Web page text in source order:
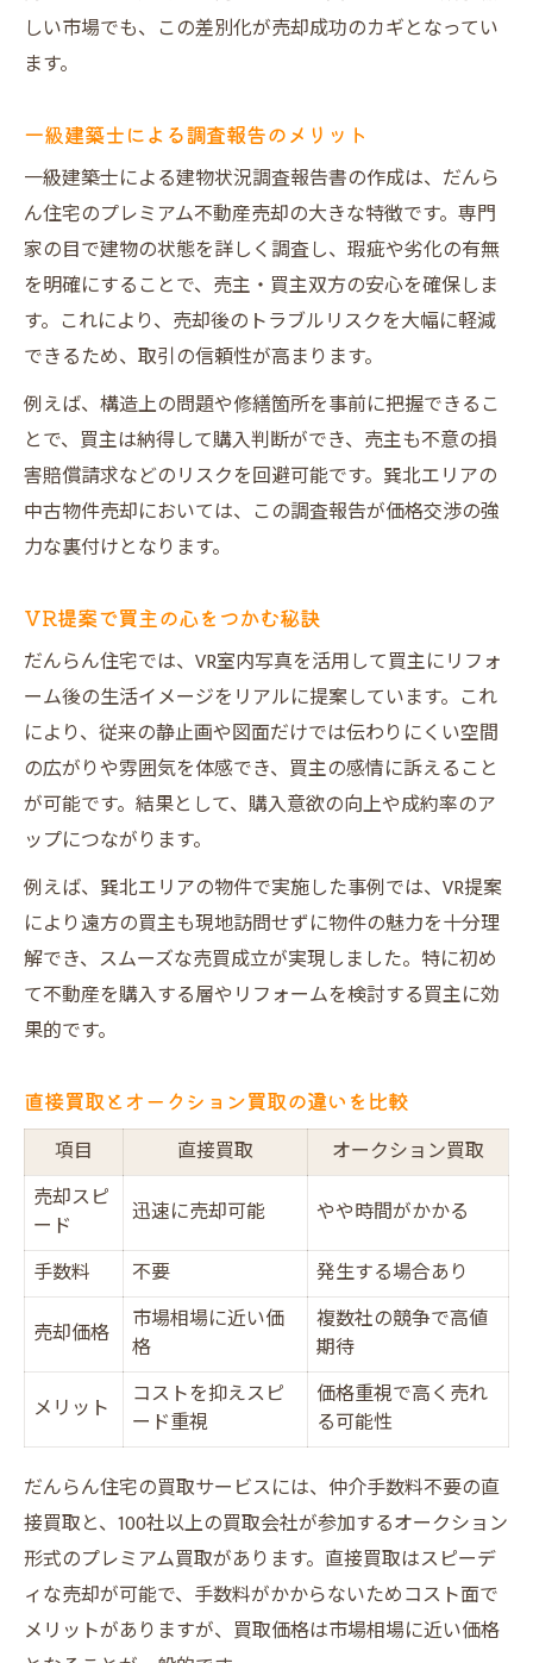
しい市場でも、この差別化が売却成功のカギとなってい
ます。
一級建築士による調査報告のメリット
一級建築士による建物状況調査報告書の作成は、だんら
ん住宅のプレミアム不動産売却の大きな特徴です。専門
家の目で建物の状態を詳しく調査し、瑕疵や劣化の有無
を明確にすることで、売主・買主双方の安心を確保しま
す。これにより、売却後のトラブルリスクを大幅に軽減
できるため、取引の信頼性が高まります。
例えば、構造上の問題や修繕箇所を事前に把握できるこ
とで、買主は納得して購入判断ができ、売主も不意の損
害賠償請求などのリスクを回避可能です。巽北エリアの
中古物件売却においては、この調査報告が価格交渉の強
力な裏付けとなります。
VR提案で買主の心をつかむ秘訣
だんらん住宅では、VR室内写真を活用して買主にリフォ
ーム後の生活イメージをリアルに提案しています。これ
により、従来の静止画や図面だけでは伝わりにくい空間
の広がりや雰囲気を体感でき、買主の感情に訴えること
が可能です。結果として、購入意欲の向上や成約率のア
ップにつながります。
例えば、巽北エリアの物件で実施した事例では、VR提案
により遠方の買主も現地訪問せずに物件の魅力を十分理
解でき、スムーズな売買成立が実現しました。特に初め
て不動産を購入する層やリフォームを検討する買主に効
果的です。
直接買取とオークション買取の違いを比較
項目 直接買取
オークション買取
売却スピ
ード
迅速に売却可能
やや時間がかかる
手数料
不要
発生する場合あり
売却価格
市場相場に近い価
格
複数社の競争で高値
期待
メリット
コストを抑えスピ
ード重視
価格重視で高く売れ
る可能性
だんらん住宅の買取サービスには、仲介手数料不要の直
接買取と、100社以上の買取会社が参加するオークション
形式のプレミアム買取があります。直接買取はスピーデ
ィな売却が可能で、手数料がかからないためコスト面で
メリットがありますが、買取価格は市場相場に近い価格